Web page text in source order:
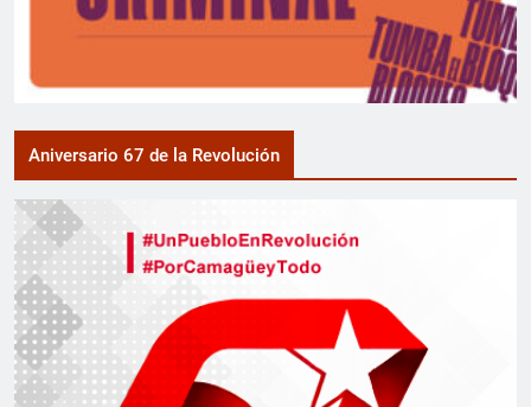
Aniversario 67 de la Revolución